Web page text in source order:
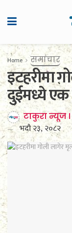
Home समाचार
इटहरीमा
दुईमध्ये
टाकुरा न्यूज
भदौ २३, २०८२